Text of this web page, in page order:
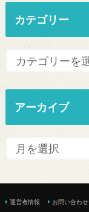
カテゴリー
アーカイブ
運営者情報 お問い合わせ